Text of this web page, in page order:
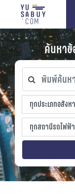
ค้นหาข้
พิมพ์ค้นหาจา
ทุกประเภทอสัง
ทุกประเภทอสังห
sproperty
ทุกทำเลที่ตั้ง
ทุกสถานีรถไฟฟ้า
ทุกสถานีรถไฟฟ้า
strain-station
ทุกช่วงราคา